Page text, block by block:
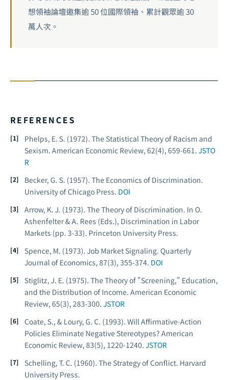
想領袖論壇邀集逾 50 位國際領袖、累計觀眾逾 30
萬人次。
REFERENCES
Phelps, E. S. (1972). The Statistical Theory of Racism and
Sexism. American Economic Review, 62(4), 659-661. JSTO
R
Becker, G. S. (1957). The Economics of Discrimination.
University of Chicago Press. DOI
Arrow, K. J. (1973). The Theory of Discrimination. In O.
Ashenfelter & A. Rees (Eds.), Discrimination in Labor
Markets (pp. 3-33). Princeton University Press.
Spence, M. (1973). Job Market Signaling. Quarterly
Journal of Economics, 87(3), 355-374. DOI
Stiglitz, J. E. (1975). The Theory of "Screening," Education,
and the Distribution of Income. American Economic
Review, 65(3), 283-300. JSTOR
Coate, S., & Loury, G. C. (1993). Will Affirmative-Action
Policies Eliminate Negative Stereotypes? American
Economic Review, 83(5), 1220-1240. JSTOR
Schelling, T. C. (1960). The Strategy of Conflict. Harvard
University Press.